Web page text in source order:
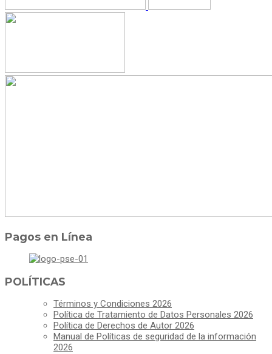
Pagos en Línea
POLÍTICAS
Términos y Condiciones 2026
Política de Tratamiento de Datos Personales 2026
Política de Derechos de Autor 2026
Manual de Políticas de seguridad de la información
2026